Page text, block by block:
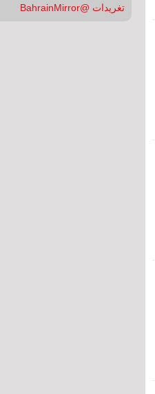
تغريدات @BahrainMirror